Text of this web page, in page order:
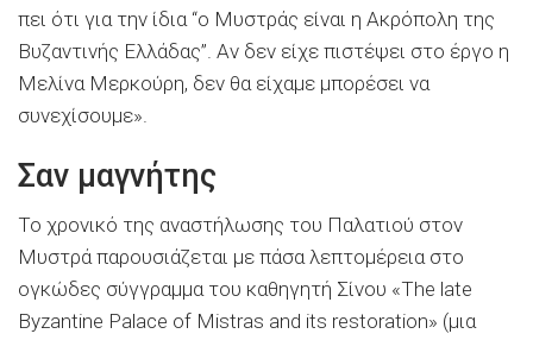
πει ότι για την ίδια “ο Μυστράς είναι η Ακρόπολη της
Βυζαντινής Ελλάδας”. Αν δεν είχε πιστέψει στο έργο η
Μελίνα Μερκούρη, δεν θα είχαμε μπορέσει να
συνεχίσουμε».
Σαν μαγνήτης
Το χρονικό της αναστήλωσης του Παλατιού στον
Μυστρά παρουσιάζεται με πάσα λεπτομέρεια στο
ογκώδες σύγγραμμα του καθηγητή Σίνου «The late
Byzantine Palace of Mistras and its restoration» (μια